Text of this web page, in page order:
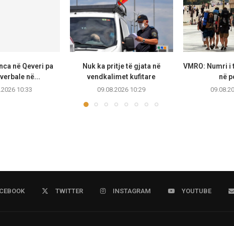
në Qeveri pa
në...
10:33
Nuk ka pritje të gjata në
vendkalimet kufitare
09.08.2026 10:29
VMRO: Numri
në
TWITTER INSTAGRAM YOUTUBE